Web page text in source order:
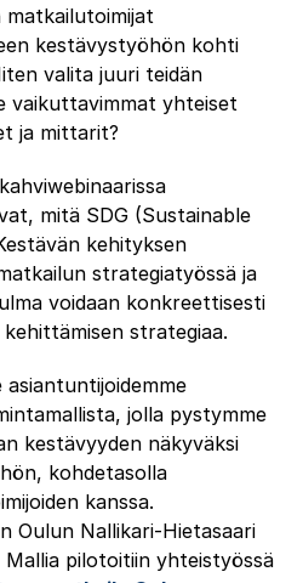
kestävystyöhön kohti
valita juuri teidän
vaikuttavimmat yhteiset
ja mittarit?
mitä SDG (Sustainable
kehityksen
strategiatyössä ja
voidaan konkreettisesti
strategiaa.
jolla pystymme
kestävyyden näkyväksi
kohdetasolla
kanssa.
Oulun Nallikari-Hietasaari
pilotoitiin yhteistyössä